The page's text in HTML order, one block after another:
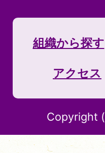
組織から探す
アクセス
Copyright